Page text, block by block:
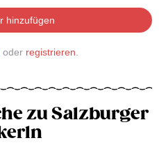
hinzufügen
oder registrieren.
zu Salzburger